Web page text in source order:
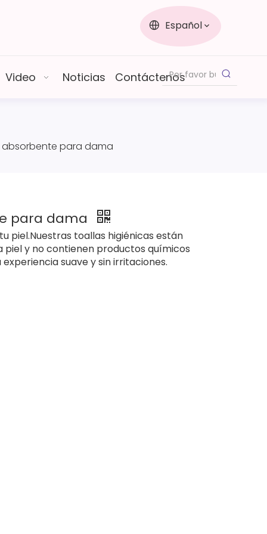
Español
Video Noticias Contáctenos
absorbente para dama
para dama
piel.Nuestras toallas higiénicas están
y no contienen productos químicos
suave y sin irritaciones.